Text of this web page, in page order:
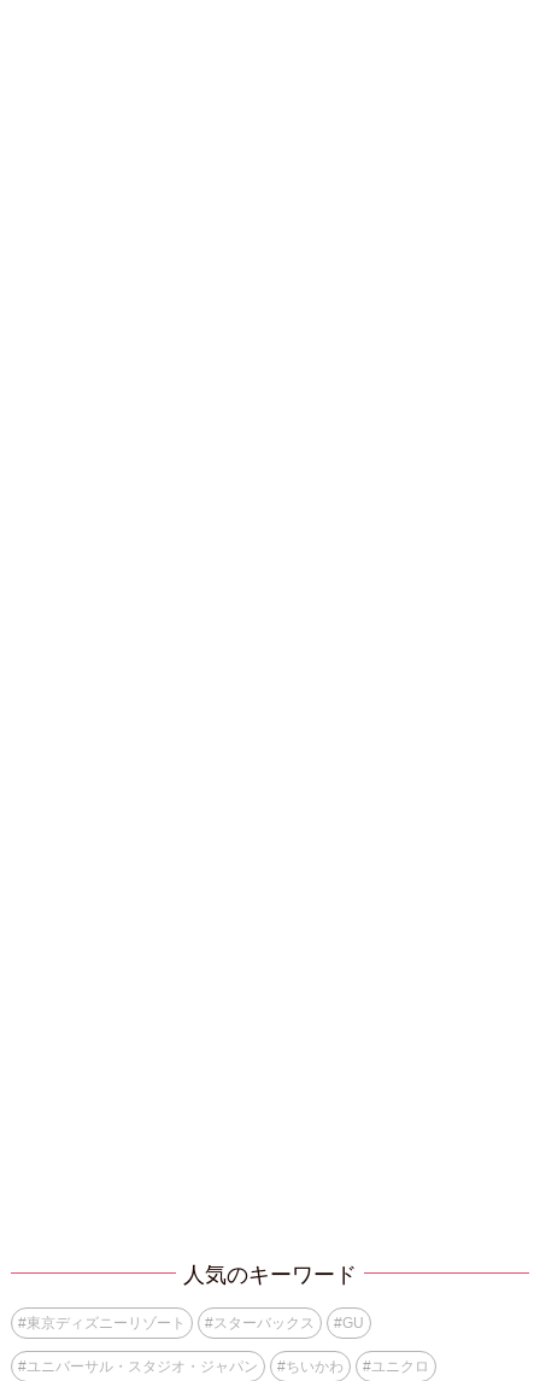
人気のキーワード
#東京ディズニーリゾート #スターバックス #GU
#ユニバーサル・スタジオ・ジャパン #ちいかわ #ユニクロ